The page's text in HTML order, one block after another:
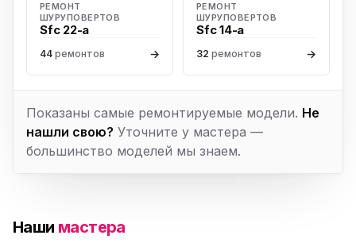
РЕМОНТ
ШУРУПОВЕРТОВ
Sfc 22-a
44 ремонтов →
РЕМОНТ
ШУРУПОВЕРТОВ
Sfc 14-a
32 ремонтов →
Показаны самые ремонтируемые модели. Не
нашли свою? Уточните у мастера —
большинство моделей мы знаем.
Наши мастера